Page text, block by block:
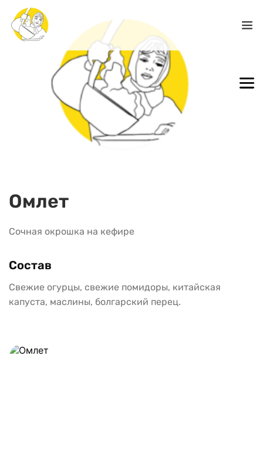
Омлет
Сочная окрошка на кефире
Состав
Свежие огурцы, свежие помидоры, китайская
капуста, маслины, болгарский перец.